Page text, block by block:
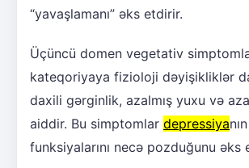
“yavaşlamanı” əks etdirir.
Üçüncü domen vegetativ
kateqoriyaya fizioloji dəyişikliklər
daxili gərginlik, azalmış yuxu və
aiddir. Bu simptomlar depressiya
funksiyalarını necə pozduğunu əks